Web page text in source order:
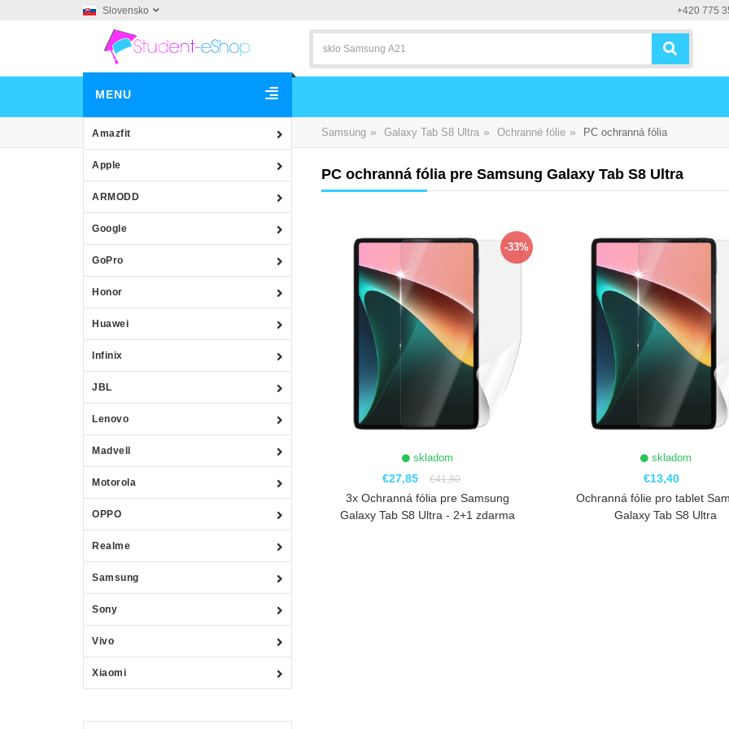
Slovensko +420 775
MENU
Amazfit
Apple
ARMODD
Google
GoPro
Honor
Huawei
Infinix
JBL
Lenovo
Madvell
Motorola
OPPO
Realme
Samsung
Sony
Vivo
Xiaomi
Samsung » Galaxy Tab S8 Ultra » Ochranné fólie » PC ochranná fólia
PC ochranná fólia pre Samsung Galaxy Tab S8 Ultra
-33%
skladom
€27,85 €41,80
3x Ochranná fólia pre Samsung
Galaxy Tab S8 Ultra - 2+1 zdarma
skladom
€13,40
Ochranná fólie pro tablet
Galaxy Tab S8 Ultra